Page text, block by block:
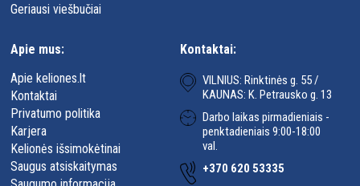
Geriausi viešbučiai
Kontaktai:
VILNIUS: Rinktinės g. 55 /
KAUNAS: K. Petrausko g. 13
Darbo laikas pirmadieniais -
penktadieniais 9:00-18:00
val.
+370 620 53335
Apie mus:
Apie keliones.lt
Kontaktai
Privatumo politika
Karjera
Kelionės išsimokėtinai
Saugus atsiskaitymas